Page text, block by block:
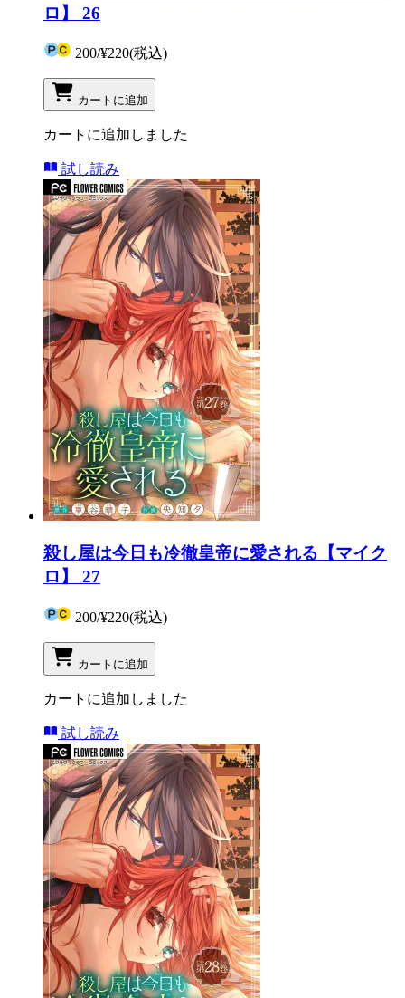
ロ】 26
200/¥220(税込)
カートに追加
カートに追加しました
試し読み
殺し屋は今日も冷徹皇帝に愛される【マイク
ロ】 27
200/¥220(税込)
カートに追加
カートに追加しました
試し読み